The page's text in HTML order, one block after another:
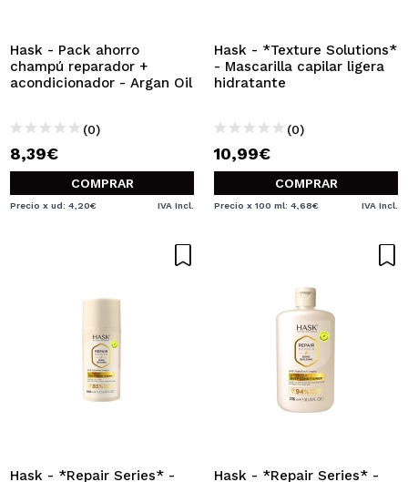
Al crear una cuenta en Maquillalia.com podrás realizar
tus compras rápidamente, revisar el estado de tus
pedidos y consultar tus operaciones anteriores.
Hask - Pack ahorro
champú reparador +
acondicionador - Argan Oil
(0)
8,39€
COMPRAR
Precio x ud: 4,20€ IVA Incl.
Hask - *Texture Solutions*
- Mascarilla capilar ligera
hidratante
(0)
10,99€
COMPRAR
Precio x 100 ml: 4,68€ IVA Incl.
Hask - *Repair Series* -
Hask - *Repair Series* -